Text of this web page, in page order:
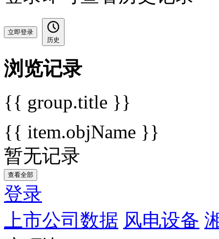
立即登录
历史
浏览记录
{{ group.title }}
{{ item.objName }}
暂无记录
查看全部
登录
上市公司数据 风电设备